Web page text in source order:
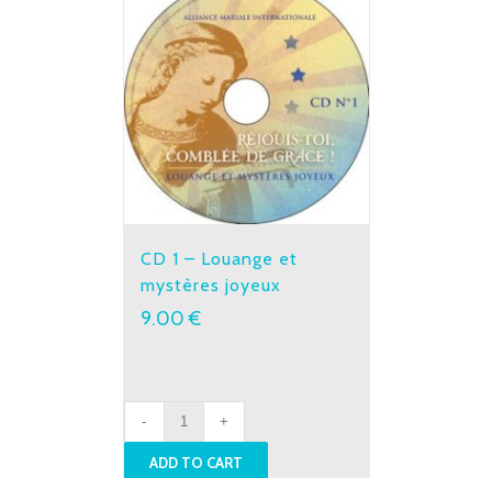
CD 1 – Louange et
mystères joyeux
9.00€
CD
1
-
ADD TO CART